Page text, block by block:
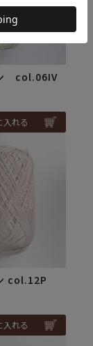
col.06IV
入れる
col.12P
入れる